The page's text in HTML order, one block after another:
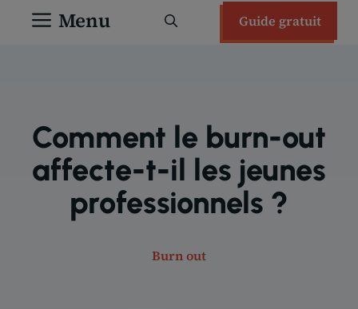
Menu Guide gratuit
Comment le burn-out
affecte-t-il les jeunes
professionnels ?
Burn out